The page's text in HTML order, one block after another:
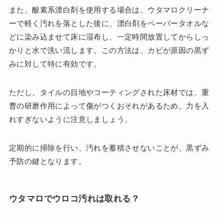
また、酸素系漂白剤を使用する場合は、ウタマロクリーナ
ーで軽く汚れを落とした後に、漂白剤をペーパータオルな
どに染み込ませて床に湿布し、一定時間放置してからしっ
かりと水で洗い流します。この方法は、カビが原因の黒ず
みに対して特に有効です。
ただし、タイルの目地やコーティングされた床材では、重
曹の研磨作用によって傷がつくおそれがあるため、力を入
れすぎないように注意しましょう。
定期的に掃除を行い、汚れを蓄積させないことが、黒ずみ
予防の鍵となります。
ウタマロでウロコ汚れは取れる？